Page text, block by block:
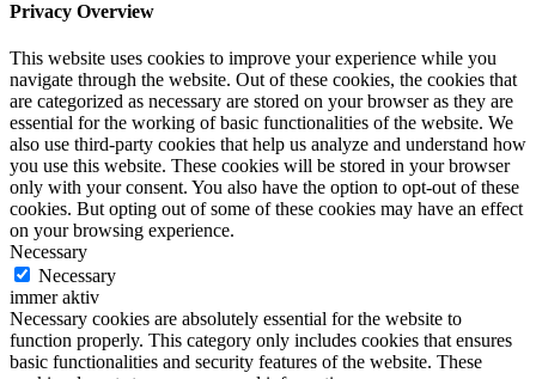
Privacy Overview
This website uses cookies to improve your experience while you
navigate through the website. Out of these cookies, the cookies that
are categorized as necessary are stored on your browser as they are
essential for the working of basic functionalities of the website. We
also use third-party cookies that help us analyze and understand how
you use this website. These cookies will be stored in your browser
only with your consent. You also have the option to opt-out of these
cookies. But opting out of some of these cookies may have an effect
on your browsing experience.
Necessary
Necessary
immer aktiv
Necessary cookies are absolutely essential for the website to
function properly. This category only includes cookies that ensures
basic functionalities and security features of the website. These